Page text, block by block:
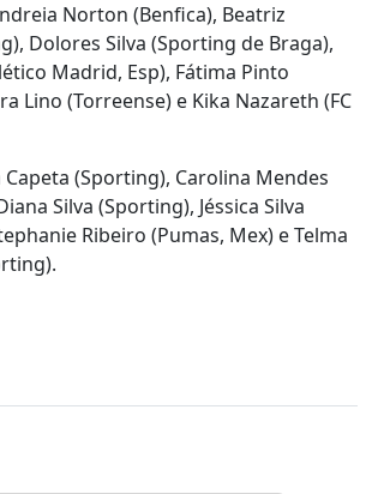
Norton (Benfica), Beatriz
Dolores Silva (Sporting de Braga),
Madrid, Esp), Fátima Pinto
Lino (Torreense) e Kika Nazareth (FC
Capeta (Sporting), Carolina Mendes
Silva (Sporting), Jéssica Silva
Ribeiro (Pumas, Mex) e Telma